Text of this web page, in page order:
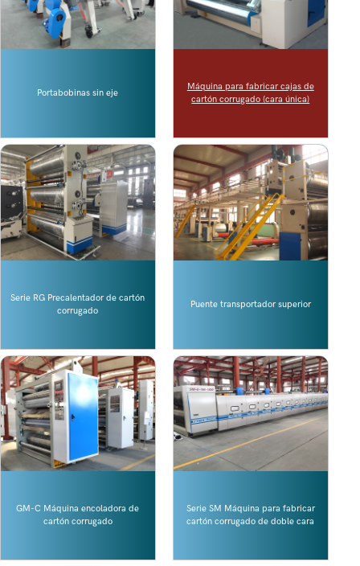
Portabobinas sin eje
Máquina para fabricar cajas de
cartón corrugado (cara única)
Serie RG Precalentador de cartón
corrugado
Puente transportador superior
GM-C Máquina encoladora de
cartón corrugado
Serie SM Máquina para fabricar
cartón corrugado de doble cara